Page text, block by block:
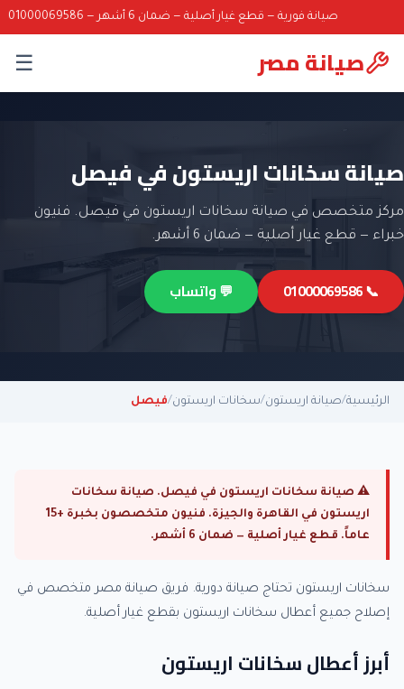
صيانة فورية — قطع غيار أصلية — ضمان 6 أشهر — 01000069586
صيانة مصر ☰
صيانة سخانات اريستون في فيصل
مركز متخصص في صيانة سخانات اريستون في فيصل. فنيون
خبراء — قطع غيار أصلية — ضمان 6 أشهر.
📞 01000069586 💬 واتساب
الرئيسية/صيانة اريستون/سخانات اريستون/فيصل
⚠ صيانة سخانات اريستون في فيصل. صيانة سخانات
اريستون في القاهرة والجيزة. فنيون متخصصون بخبرة +15
عاماً. قطع غيار أصلية — ضمان 6 أشهر.
سخانات اريستون تحتاج صيانة دورية. فريق صيانة مصر متخصص في
إصلاح جميع أعطال سخانات اريستون بقطع غيار أصلية.
أبرز أعطال سخانات اريستون